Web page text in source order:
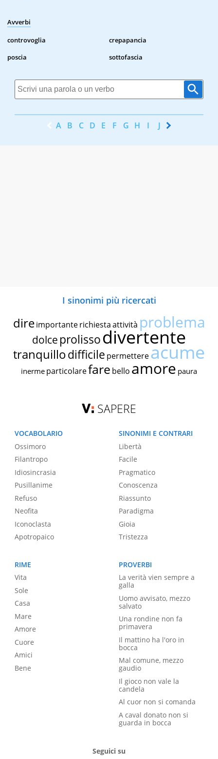
Avverbi
controvoglia
crepapancia
poscia
sottofascia
A B C D E F G H I J K
I sinonimi più ricercati
dire importante richiestaattività problema
dolce prolissodivertente
tranquillodifficile permettereacume
inerme particolarefare bello amore paura
SAPERE
VOCABOLARIO
Ossimoro
Filantropo
Idiosincrasia
Pusillanime
Refuso
Neofita
Iconoclasta
Apotropaico
SINONIMI E CONTRARI
Libertà
Facile
Pragmatico
Conoscenza
Riassunto
Paradigma
Gioia
Tristezza
RIME
Vita
Sole
Casa
Mare
Amore
Cuore
Amici
Bene
PROVERBI
La verità vien sempre a
galla
Uomo avvisato, mezzo
salvato
Una rondine non fa
primavera
Il mattino ha l'oro in
bocca
Mal comune, mezzo
gaudio
Il gioco non vale la
candela
Al cuor non si comanda
A caval donato non si
guarda in bocca
Seguici su